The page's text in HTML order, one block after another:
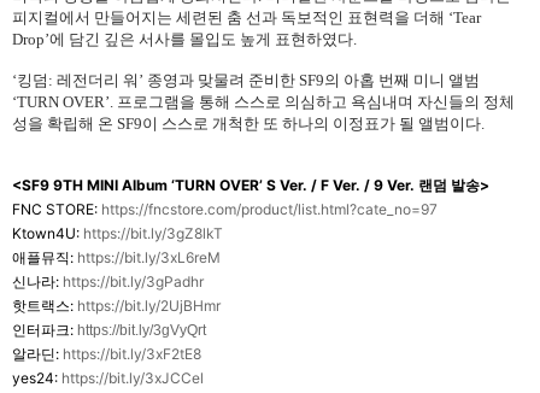
피지컬에서 만들어지는 세련된 춤 선과 독보적인 표현력을 더해 ‘Tear
Drop’에 담긴 깊은 서사를 몰입도 높게 표현하였다
‘킹덤 : 레전더리 워’ 종영과 맞물려 준비한 SF9의 아홉 번째 미니 앨범
‘TURN OVER’ 프로그램을 통해 스스로 의심하고 욕심내며 자신들의 정체
성을 확립해 온 SF9이 스스로 개척한 또 하나의 이정표가 될 앨범이다
<SF9 9TH MINI Album ‘TURN OVER’ S Ver. / F Ver. / 9 Ver. 랜덤 발송>
FNC STORE: https://fncstore.com/product/list.html?cate_no=97
Ktown4U: https://bit.ly/3gZ8lkT
애플뮤직: https://bit.ly/3xL6reM
신나라: https://bit.ly/3gPadhr
핫트랙스: https://bit.ly/2UjBHmr
인터파크: https://bit.ly/3gVyQrt
알라딘: https://bit.ly/3xF2tE8
yes24: https://bit.ly/3xJCCel